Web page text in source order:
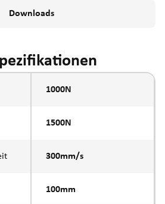
Downloads
1000N
1500N
300mm/s
100mm